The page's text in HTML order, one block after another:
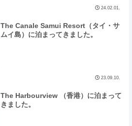
24.02.01.
The Canale Samui Resort（タイ・サ
ムイ島）に泊まってきました。
23.09.10.
The Harbourview （香港）に泊まって
きました。